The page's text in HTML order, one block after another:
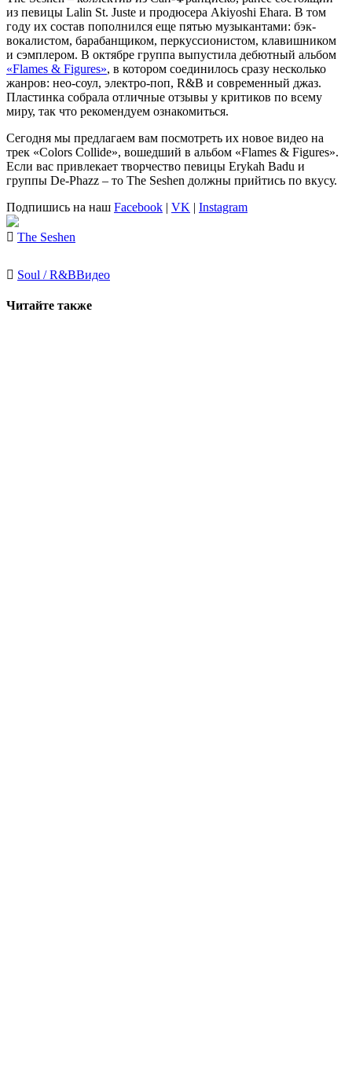
из певицы Lalin St. Juste и продюсера Akiyoshi Ehara. В том
году их состав пополнился еще пятью музыкантами: бэк-
вокалистом, барабанщиком, перкуссионистом, клавишником
и сэмплером. В октябре группа выпустила дебютный альбом
«Flames & Figures», в котором соединилось сразу несколько
жанров: нео-соул, электро-поп, R&B и современный джаз.
Пластинка собрала отличные отзывы у критиков по всему
миру, так что рекомендуем ознакомиться.
Сегодня мы предлагаем вам посмотреть их новое видео на
трек «Colors Collide», вошедший в альбом «Flames & Figures».
Если вас привлекает творчество певицы Erykah Badu и
группы De-Phazz – то The Seshen должны прийтись по вкусу.
Подпишись на наш Facebook | VK | Instagram
The Seshen
Soul / R&BВидео
Читайте также